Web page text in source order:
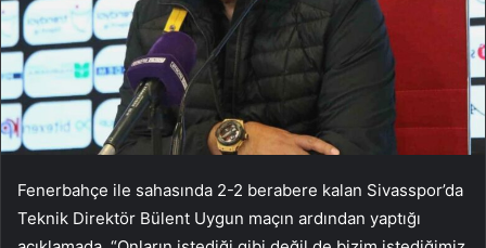
Fenerbahçe ile sahasında 2-2 berabere kalan Sivasspor’da
Teknik Direktör Bülent Uygun maçın ardından yaptığı